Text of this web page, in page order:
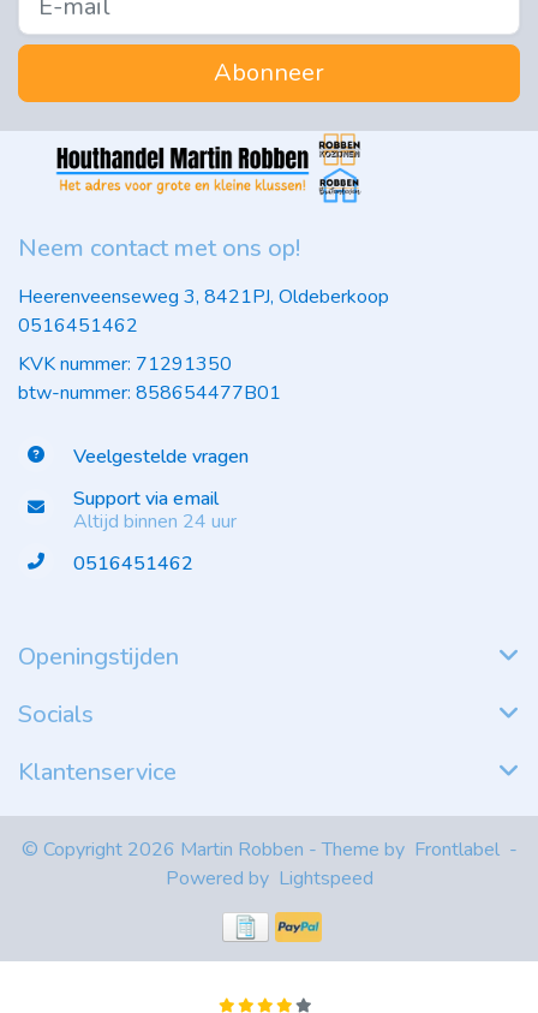
Abonneer
Neem contact met ons op!
Heerenveenseweg 3, 8421PJ, Oldeberkoop
0516451462
KVK nummer: 71291350
btw-nummer: 858654477B01
Veelgestelde vragen
Support via email
Altijd binnen 24 uur
0516451462
Openingstijden
Socials
Klantenservice
© Copyright 2026 Martin Robben - Theme by Frontlabel -
Powered by Lightspeed